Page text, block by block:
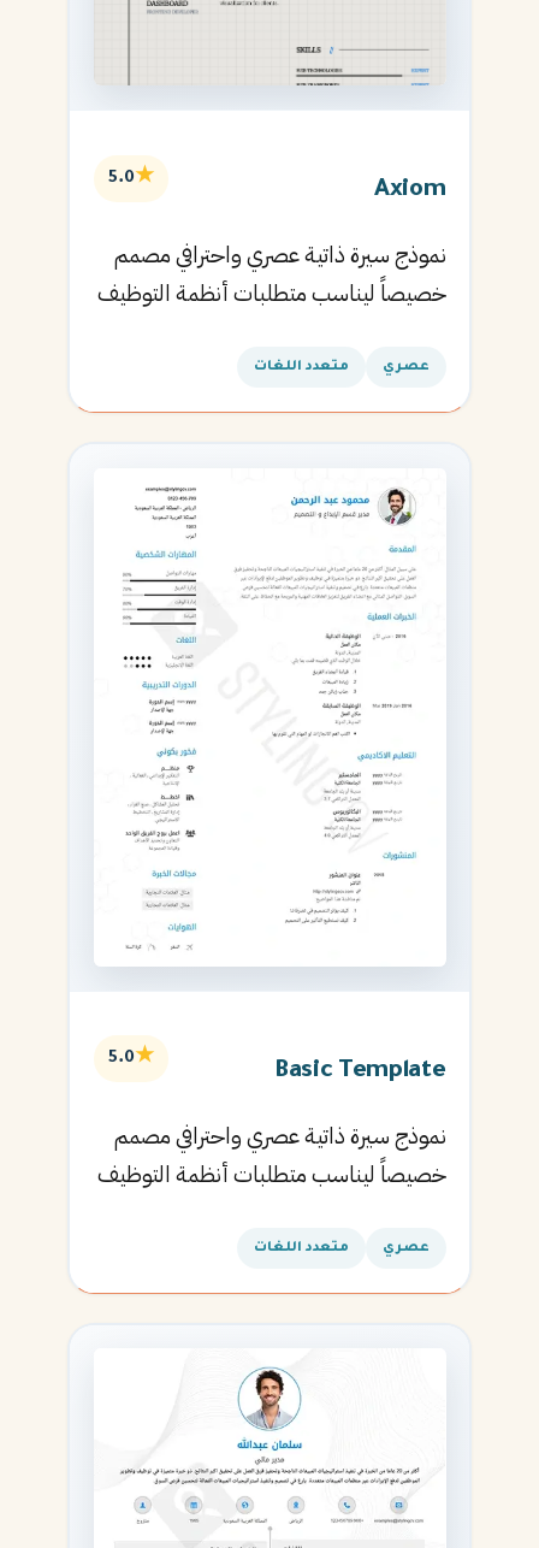
Axiom
★
5.0
نموذج سيرة ذاتية عصري واحترافي مصمم
خصيصاً ليناسب متطلبات أنظمة التوظيف
القادمة.
عصري متعدد اللغات
Basic Template
★
5.0
نموذج سيرة ذاتية عصري واحترافي مصمم
خصيصاً ليناسب متطلبات أنظمة التوظيف
القادمة.
عصري متعدد اللغات